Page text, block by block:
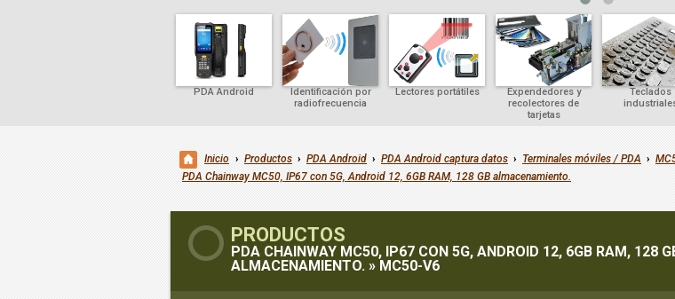
PDA Android
Identificación por
radiofrecuencia
Lectores portátiles
Expendedores y
recolectores de
tarjetas
Teclados
Inicio › Productos › PDA Android › PDA Android captura datos › Terminales móviles / PDA ›
PDA Chainway MC50, IP67 con 5G, Android 12, 6GB RAM, 128 GB almacenamiento.
PRODUCTOS
PDA CHAINWAY MC50, IP67 CON 5G, ANDROID 12, 6GB RAM, 128
ALMACENAMIENTO. » MC50-V6